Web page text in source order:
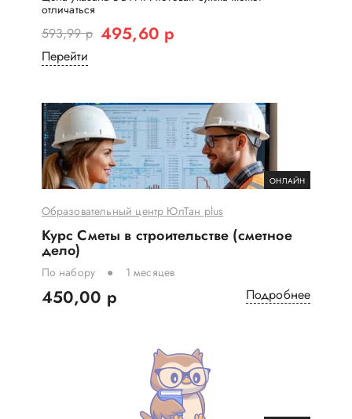
отличаться
593,99 р 495,60 р
Перейти
ОНЛАЙН
Образовательный центр ЮлТан plus
Курс Сметы в строительстве (сметное
дело)
По набору 1 месяцев
450,00 р Подробнее